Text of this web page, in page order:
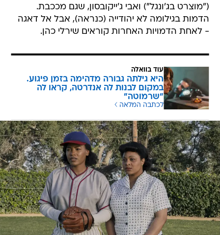
("מוצרט בג'ונגל") ואבי ג'ייקובסון, שגם מככבת.
הדמות בגילומה לא יהודייה (כנראה), אבל אל דאגה
- לאחת הדמויות האחרות קוראים שירלי כהן.
עוד בוואלה
היא גילתה גבורה מדהימה בזמן פיגוע.
במקום לבנות לה אנדרטה, קראו לה
"שרמוטה"
לכתבה המלאה